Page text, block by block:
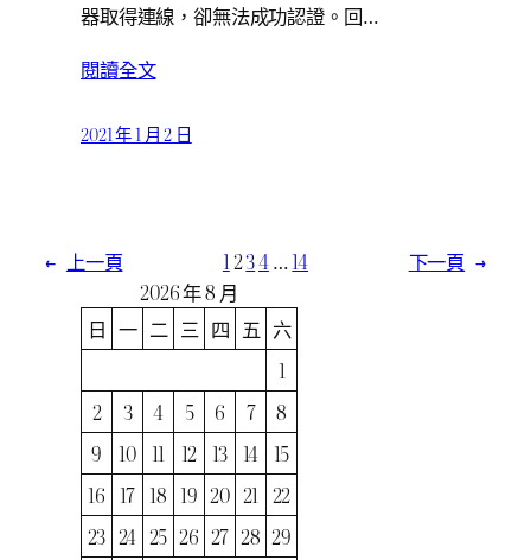
器取得連線，卻無法成功認證。回…
閱讀全文
2021 年 1 月 2 日
← 上一頁 1234…14 下一頁 →
2026 年 8 月
日 一 二 三 四 五 六
1
2
3 4 5 6 7
8
9
10 11 12 13 14 15
16 17 18 19 20 21 22
23 24 25 26 27 28 29